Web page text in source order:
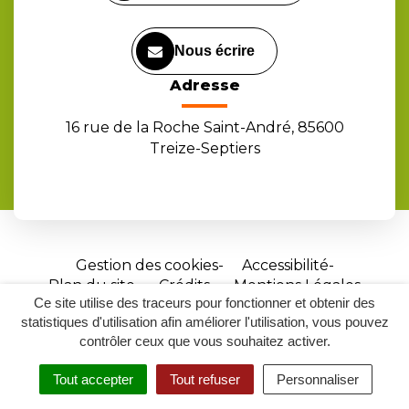
Ce site utilise des traceurs pour fonctionner et obtenir des
statistiques d'utilisation afin améliorer l'utilisation, vous pouvez
contrôler ceux que vous souhaitez activer.
Tout accepter Tout refuser Personnaliser
RECHERCHER
ACCESSIBILITÉ
Nous écrire
Adresse
16 rue de la Roche Saint-André, 85600
Treize-Septiers
Gestion des cookies
Accessibilité
Plan du site
Crédits
Mentions Légales
Site
réalisé
par
Inovagora